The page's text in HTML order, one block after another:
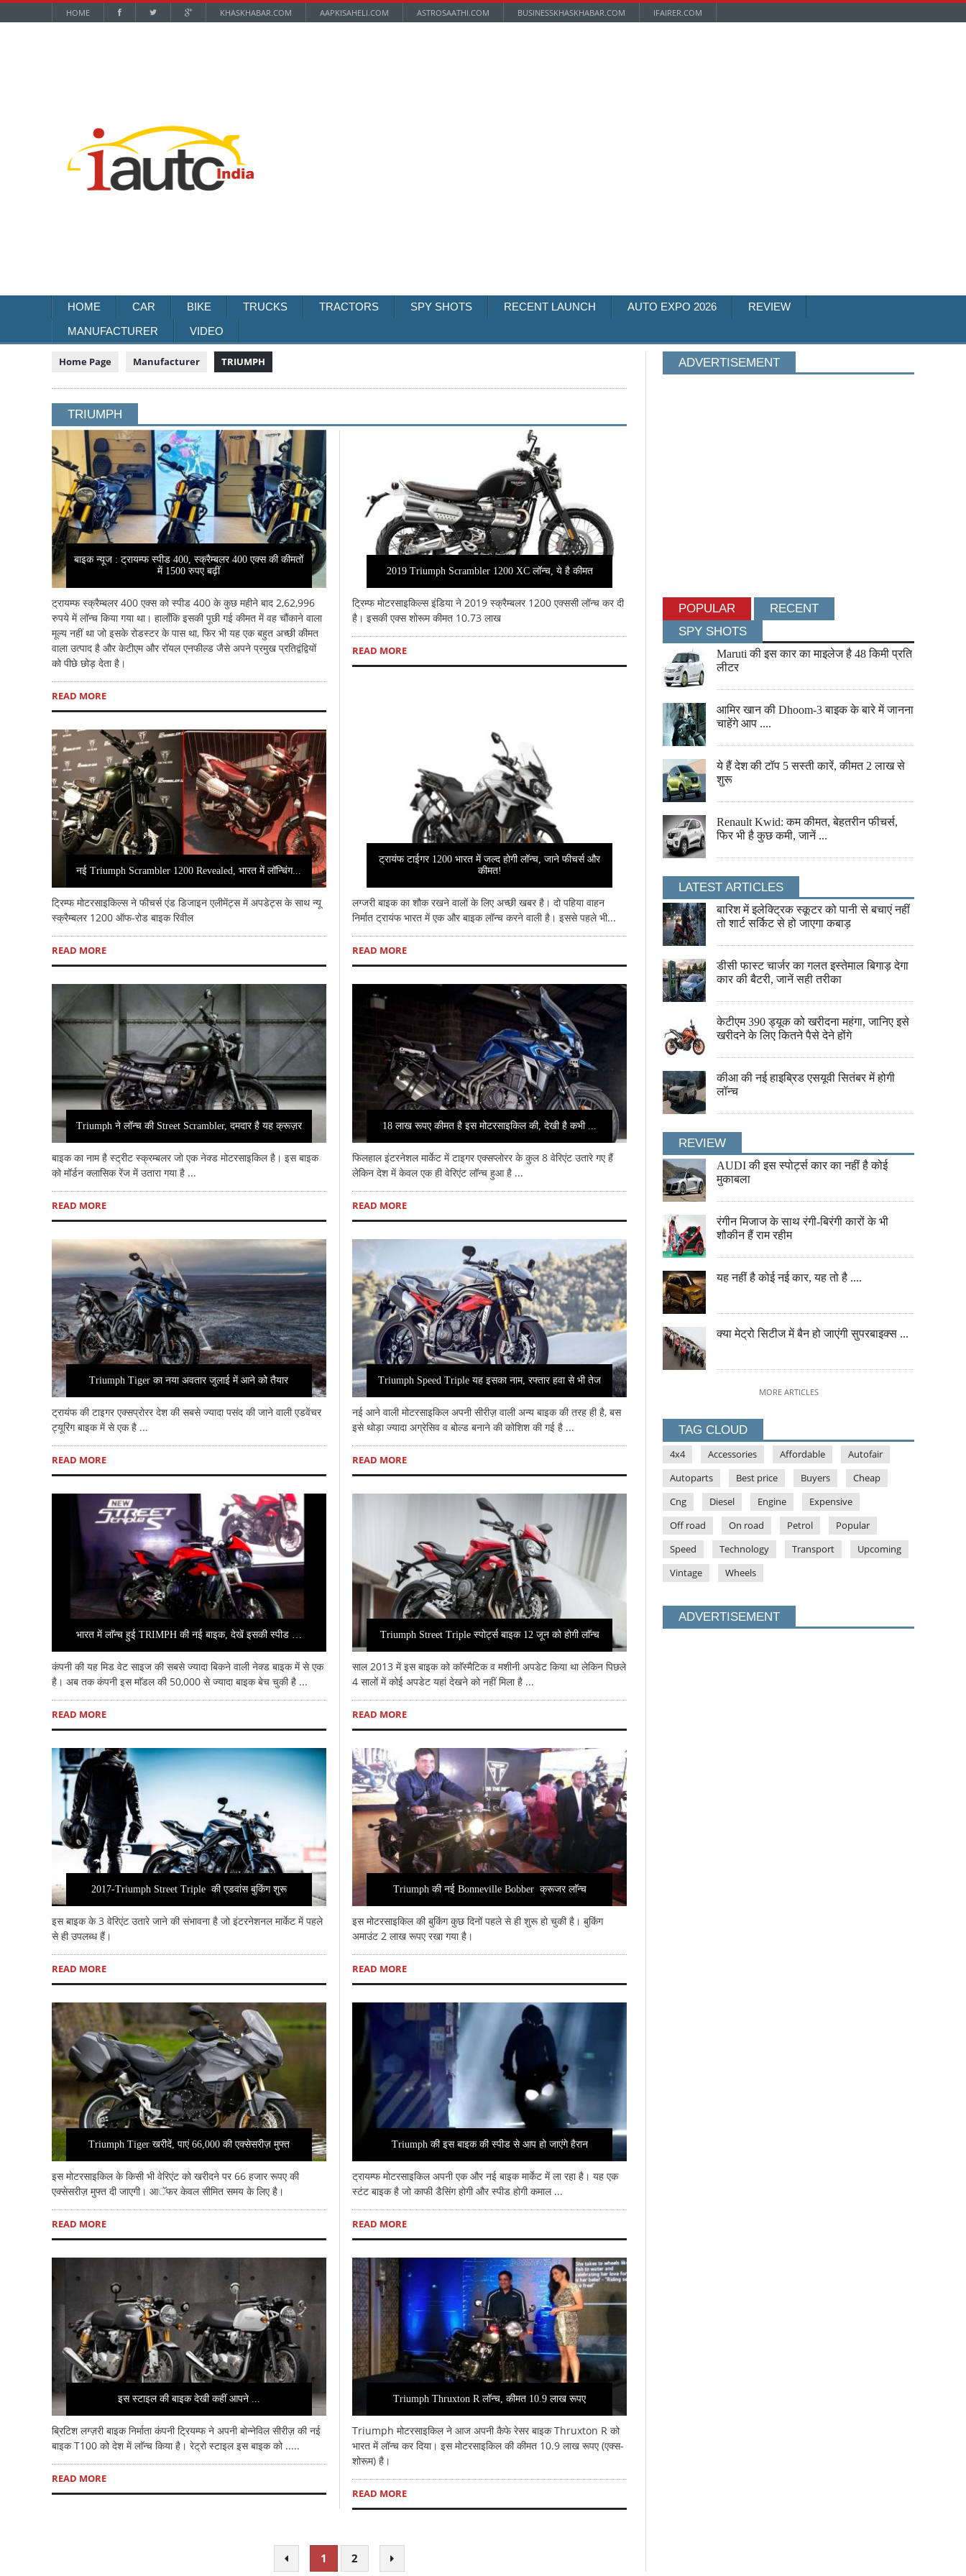
HOME KHASKHABAR.COM AAPKISAHELI.COM ASTROSAATHI.COM BUSINESSKHASKHABAR.COM IFAIRER.COM
HOME CAR BIKE TRUCKS TRACTORS SPY SHOTS RECENT LAUNCH AUTO EXPO 2026
REVIEW
MANUFACTURER
VIDEO
Home Page Manufacturer TRIUMPH
TRIUMPH
बाइक न्यूज : ट्रायम्फ स्पीड 400, स्क्रैम्बलर 400 एक्स की कीमतों
में 1500 रुपए बढ़ीं
ट्रायम्फ स्क्रैम्बलर 400 एक्स को स्पीड 400 के कुछ महीने बाद 2,62,996
रुपये में लॉन्च किया गया था। हालाँकि इसकी पूछी गई कीमत में वह चौंकाने वाला
मूल्य नहीं था जो इसके रोडस्टर के पास था, फिर भी यह एक बहुत अच्छी कीमत
वाला उत्पाद है और केटीएम और रॉयल एनफील्ड जैसे अपने प्रमुख प्रतिद्वंद्वियों
को पीछे छोड़ देता है।
READ MORE
2019 Triumph Scrambler 1200 XC लॉन्च, ये है कीमत
ट्रिम्फ मोटरसाइकिल्स इंडिया ने 2019 स्क्रैम्बलर 1200 एक्ससी लॉन्च कर दी
है। इसकी एक्स शोरूम कीमत 10.73 लाख
READ MORE
नई Triumph Scrambler 1200 Revealed, भारत में लॉन्चिंग...
ट्रिम्फ मोटरसाइकिल्स ने फीचर्स एंड डिजाइन एलीमेंट्स में अपडेट्स के साथ न्यू
स्क्रैम्बलर 1200 ऑफ-रोड बाइक रिवील
READ MORE
ट्रायंफ टाईगर 1200 भारत में जल्द होगी लॉन्च, जाने फीचर्स और
कीमत!
लग्जरी बाइक का शौक रखने वालों के लिए अच्छी खबर है। दो पहिया वाहन
निर्मात ट्रायंफ भारत में एक और बाइक लॉन्च करने वाली है। इससे पहले भी...
READ MORE
Triumph ने लॉन्च की Street Scrambler, दमदार है यह क्रूज़र
बाइक का नाम है स्ट्रीट स्क्रम्बलर जो एक नेक्ड मोटरसाइकिल है। इस बाइक
को मॉर्डन क्ला​सिक रेंज में उतारा गया है ...
READ MORE
18 लाख रूपए कीमत है इस मोटरसाइकिल की, देखी है कभी ...
फिलहाल इंटरनेशल मार्केट में टाइगर एक्सप्लोरर के कुल 8 वेरिएंट उतारे गए हैं
लेकिन देश में केवल एक ही वेरिएंट लॉन्च हुआ है ...
READ MORE
Triumph Tiger का नया अवतार जुलाई में आने को तैयार
ट्रायंफ की टाइगर एक्सप्रोरर देश की सबसे ज्यादा पसंद की जाने वाली एडवेंचर
ट्यूरिंग बाइक में से एक है ...
READ MORE
Triumph Speed Triple यह इसका नाम, रफ्तार हवा से भी तेज
नई आने वाली मोटरसाइकिल अपनी सीरीज़ वाली अन्य बाइक की तरह ही है, बस
इसे थोड़ा ज्यादा अग्रेसिव व बोल्ड बनाने की कोशिश की गई है ...
READ MORE
भारत में लाॅन्च हुई TRIMPH की नई बाइक, देखें इसकी स्पीड …
कंपनी की यह मिड वेट साइज की सबसे ज्यादा बिकने वाली नेक्ड बाइक में से एक
है। अब तक कंपनी इस माॅडल की 50,000 से ज्यादा बाइक बेच चुकी है ...
READ MORE
Triumph Street Triple स्पोर्ट्स बाइक 12 जून को होगी लाॅन्च
साल 2013 में इस बाइक को काॅस्मैटिक व मशीनी अपडेट किया था लेकिन पिछले
4 सालों में कोई अपडेट यहां देखने को नहीं मिला है ...
READ MORE
2017-Triumph Street Triple की एडवांस बुकिंग शुरू
इस बाइक के 3 वेरिएंट उतारे जाने की संभावना है जो इंटरनेशनल मार्केट में पहले
से ही उपलब्ध हैं।
READ MORE
Triumph की नई Bonneville Bobber क्रूजर लाॅन्च
इस मोटरसाइकिल की बुकिंग कुछ दिनों पहले से ही शुरू हो चुकी है। बुकिंग
अमाउंट 2 लाख रूपए रखा गया है।
READ MORE
Triumph Tiger खरीदें, पाएं 66,000 की एक्सेसरीज़ मुफ्त
इस मोटरसाइकिल के किसी भी वेरिएंट को खरीदने पर 66 हजार रूपए की
एक्सेसरीज़ मुफ्त दी जाएगी। आॅफर केवल सीमित समय के लिए है।
READ MORE
Triumph की इस बाइक की स्पीड से आप हो जाएंगे हैरान
ट्रायम्फ मोटरसाइकिल अपनी एक और नई बाइक मार्केट में ला रहा है। यह एक
स्टंट बाइक है जो काफी डैसिंग होगी और स्पीड होगी कमाल ...
READ MORE
इस स्टाइल की बाइक देखी कहीं आपने ...
ब्रिटिश लग्ज़री बाइक निर्माता कंपनी ट्रियम्फ ने अपनी बोन्नेविल सीरीज़ की नई
बाइक T100 को देश में लाॅन्च किया है। रेट्रो स्टाइल इस बाइक को .....
READ MORE
Triumph Thruxton R लॉन्च, कीमत 10.9 लाख रूपए
Triumph मोटरसाइकिल ने आज अपनी कैफे रेसर बाइक Thruxton R को
भारत में लॉन्च कर दिया। इस मोटरसाइकिल की कीमत 10.9 लाख रूपए (एक्स-
शोरूम) है।
READ MORE
1 2
ADVERTISEMENT
POPULAR
RECENT
SPY SHOTS
Maruti की इस कार का माइलेज है 48 किमी प्रति
लीटर
आमिर खान की Dhoom-3 बाइक के बारे में जानना
चाहेंगे आप ....
ये हैं देश की टॉप 5 सस्ती कारें, कीमत 2 लाख से
शुरू
Renault Kwid: कम कीमत, बेहतरीन फीचर्स,
फिर भी है कुछ कमी, जानें ...
LATEST ARTICLES
बारिश में इलेक्ट्रिक स्कूटर को पानी से बचाएं नहीं
तो शार्ट सर्किट से हो जाएगा कबाड़
डीसी फास्ट चार्जर का गलत इस्तेमाल बिगाड़ देगा
कार की बैटरी, जानें सही तरीका
केटीएम 390 ड्यूक को खरीदना महंगा, जानिए इसे
खरीदने के लिए कितने पैसे देने होंगे
कीआ की नई हाइब्रिड एसयूवी सितंबर में होगी
लॉन्च
REVIEW
AUDI की इस स्पोर्ट्स कार का नहीं है कोई
मुकाबला
रंगीन मिजाज के साथ रंगी-बिरंगी कारों के भी
शौकीन हैं राम रहीम
यह नहीं है कोई नई कार, यह तो है ....
क्या मेट्रो सिटीज में बैन हो जाएंगी सुपरबाइक्स ...
MORE ARTICLES
TAG CLOUD
4x4 Accessories Affordable
Autofair
Autoparts
Best price Buyers
Cheap
Cng
Diesel Engine
Expensive
Off road
On road Petrol
Popular
Speed
Technology Transport
Upcoming
Vintage
Wheels
ADVERTISEMENT